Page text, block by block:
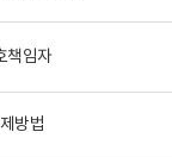
책임자
방법